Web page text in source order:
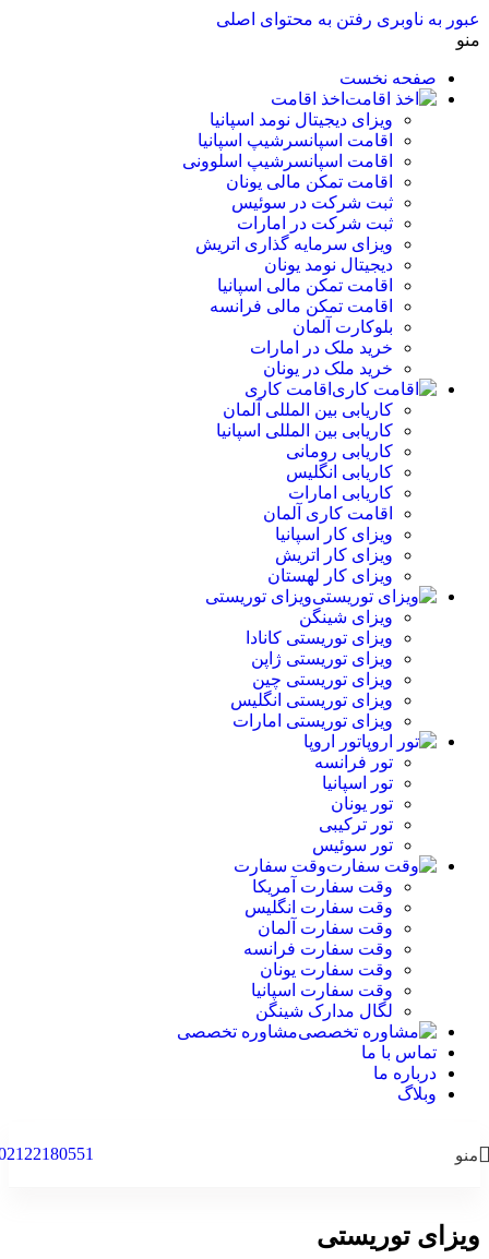
عبور به ناوبری رفتن به محتوای اصلی
منو
صفحه نخست
اخذ اقامت
ویزای دیجیتال نومد اسپانیا
اقامت اسپانسرشیپ اسپانیا
اقامت اسپانسرشیپ اسلوونی
اقامت تمکن مالی یونان
ثبت شرکت در سوئیس
ثبت شرکت در امارات
ویزای سرمایه گذاری اتریش
دیجیتال نومد یونان
اقامت تمکن مالی اسپانیا
اقامت تمکن مالی فرانسه
بلوکارت آلمان
خرید ملک در امارات
خرید ملک در یونان
اقامت کاری
کاریابی بین المللی آلمان
کاریابی بین المللی اسپانیا
کاریابی رومانی
کاریابی انگلیس
کاریابی امارات
اقامت کاری آلمان
ویزای کار اسپانیا
ویزای کار اتریش
ویزای کار لهستان
ویزای توریستی
ویزای شینگن
ویزای توریستی کانادا
ویزای توریستی ژاپن
ویزای توریستی چین
ویزای توریستی انگلیس
ویزای توریستی امارات
تور اروپا
تور فرانسه
تور اسپانیا
تور یونان
تور ترکیبی
تور سوئیس
وقت سفارت
وقت سفارت آمریکا
وقت سفارت انگلیس
وقت سفارت آلمان
وقت سفارت فرانسه
وقت سفارت یونان
وقت سفارت اسپانیا
لگال مدارک شینگن
مشاوره تخصصی
تماس با ما
درباره ما
وبلاگ
منو
ویزای توریستی